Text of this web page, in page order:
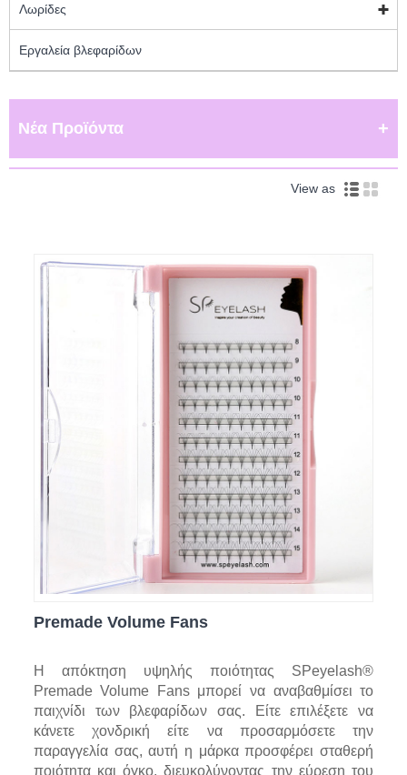
Λωρίδες
Εργαλεία βλεφαρίδων
Νέα Προϊόντα
View as
Premade Volume Fans
Η απόκτηση υψηλής ποιότητας SPeyelash®
Premade Volume Fans μπορεί να αναβαθμίσει το
παιχνίδι των βλεφαρίδων σας. Είτε επιλέξετε να
κάνετε χονδρική είτε να προσαρμόσετε την
παραγγελία σας, αυτή η μάρκα προσφέρει σταθερή
ποιότητα και όγκο, διευκολύνοντας την εύρεση του